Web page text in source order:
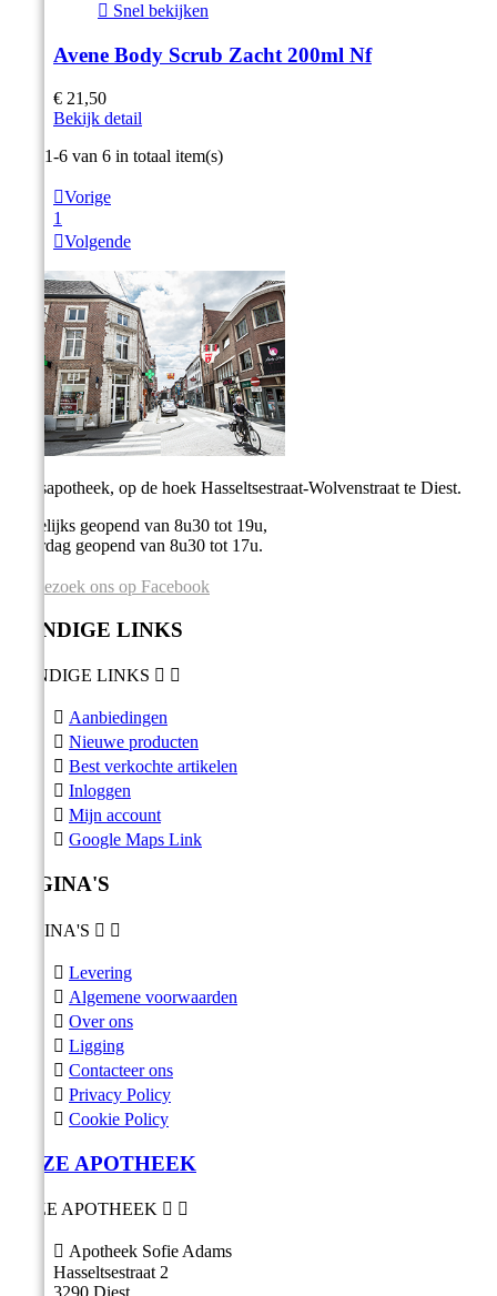
 Snel bekijken
Avene Body Scrub Zacht 200ml Nf
€ 21,50
Bekijk detail
Item 1-6 van 6 in totaal item(s)
Vorige
1
Volgende
Stadsapotheek, op de hoek Hasseltsestraat-Wolvenstraat te Diest.
Dagelijks geopend van 8u30 tot 19u,
Zaterdag geopend van 8u30 tot 17u.
Bezoek ons op Facebook
HANDIGE LINKS
HANDIGE LINKS  
 Aanbiedingen
 Nieuwe producten
 Best verkochte artikelen
 Inloggen
 Mijn account
 Google Maps Link
PAGINA'S
PAGINA'S  
 Levering
 Algemene voorwaarden
 Over ons
 Ligging
 Contacteer ons
 Privacy Policy
 Cookie Policy
ONZE APOTHEEK
ONZE APOTHEEK  
 Apotheek Sofie Adams
Hasseltsestraat 2